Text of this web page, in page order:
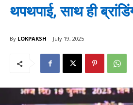
थपथपाई, साथ ही
By LOKPAKSH July 19, 2025